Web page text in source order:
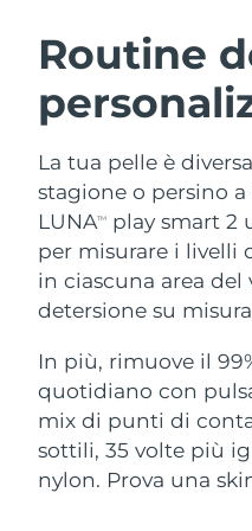
Routine
La tua pelle è
stagione o persino
LUNATM
play smart 2
per misurare i livelli
in ciascuna area del
detersione su
In più, rimuove il
quotidiano con
mix di punti di
sottili, 35 volte più
nylon. Prova una
LUNA™
Anti-aging
LUNA™
LUNA™
For men,
BEAR™
BEAR™
BEAR™
Idratazione
UFO™ 3
Deep facial
UFO™ 3
Near-
device
Hybrid
issa™ 4
Smart
TRATTAMENTI
Anti-age
Austria
Bahrein
Belgio
Bermuda
Bosnia ed
Erzegovina
Bulgaria
Canada